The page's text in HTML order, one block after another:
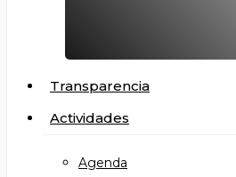
Transparencia
Actividades
Agenda